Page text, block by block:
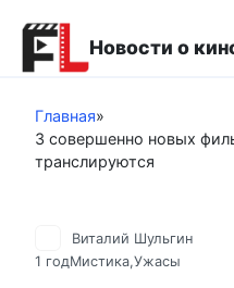
контенту
Новости о
Главная»
3 совершенно новых
транслируются
Виталий Шульгин
1 годМистика,Ужасы